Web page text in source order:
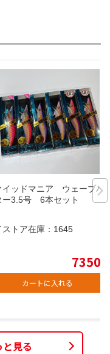
イッドマニア ウェーブハ
ー3.5号 6本セット
ストア在庫： 1645
7350
カートに入れる
見る